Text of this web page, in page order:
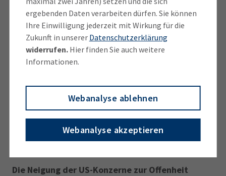
ergebenden Daten verarbeiten dürfen. Sie können
Ihre Einwilligung jederzeit mit Wirkung für die
Zukunft in unserer Datenschutzerklärung
widerrufen.Hier finden Sie auch weitere
Informationen.
Webanalyse ablehnen
Webanalyse akzeptieren
DSGVO? Da wünschen sich Unternehmen von
Ihnen Antworten. Haben Sie die schon?
Da stoßen wir auf viele Fragen. Da ist erstens die
gesellschaftliche Bedeutung. Facebook, YouTube
Zeitung und Fernsehen. Diese Kanäle sind auch ein
wichtiges Arbeitsinstrument. Es gibt viele Betriebe,
die für ihren Webshop eine Facebook-Fanseite
nutzen. Schon deshalb müssen wir uns anschauen,
was da genau passiert.
Die Neigung der US-Konzerne zur Offenheit